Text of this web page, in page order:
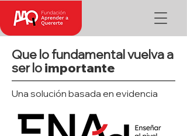
Que lo fundamental vuelva a
ser loimportante
Una solución basada en evidencia